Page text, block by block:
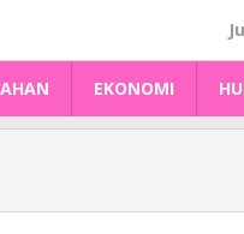
EKONOMI